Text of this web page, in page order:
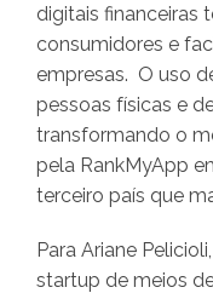
digitais financeiras
consumidores e
empresas. O uso
pessoas físicas e
transformando o
pela RankMyApp
terceiro país que
Para Ariane
startup de meios